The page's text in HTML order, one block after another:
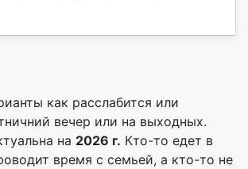
как расслабится или
вечер или на выходных.
на 2026 г. Кто-то едет в
время с семьей, а кто-то не